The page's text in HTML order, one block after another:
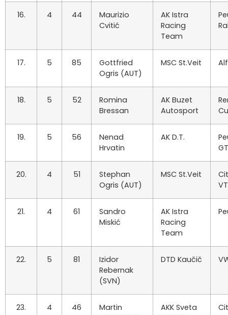
16. 4 44
Maurizio
Cvitić
AK Istra
Racing
Team
17. 5 85
Gottfried
Ogris (AUT)
MSC St.Veit
18. 5 52
Romina
Bressan
AK Buzet
Autosport
19. 5 56
Nenad
Hrvatin
AK D.T.
20. 4 51
Stephan
Ogris (AUT)
MSC St.Veit
21. 4 61
Sandro
Miskić
AK Istra
Racing
Team
22. 5 81
Izidor
Rebernak
(SVN)
DTD Kaučič
23. 4 46
Martin
AKK Sveta